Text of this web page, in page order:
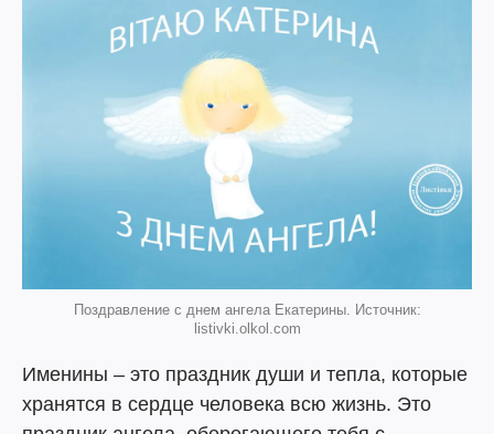
Поздравление с днем ангела Екатерины. Источник:
listivki.olkol.com
Именины – это праздник души и тепла, которые
хранятся в сердце человека всю жизнь. Это